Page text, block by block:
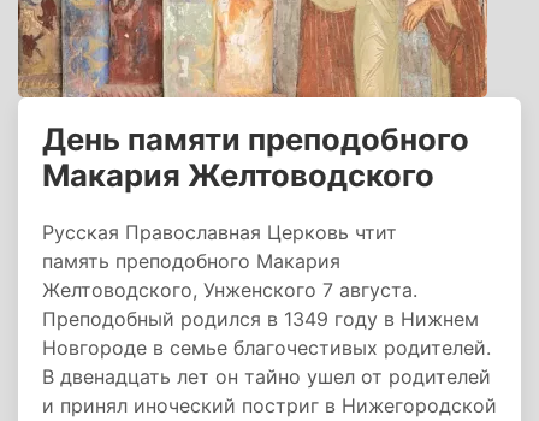
День памяти преподобного
Макария Желтоводского
Русская Православная Церковь чтит
память преподобного Макария
Желтоводского, Унженского 7 августа.
Преподобный родился в 1349 году в Нижнем
Новгороде в семье благочестивых родителей.
В двенадцать лет он тайно ушел от родителей
и принял иноческий постриг в Нижегородской